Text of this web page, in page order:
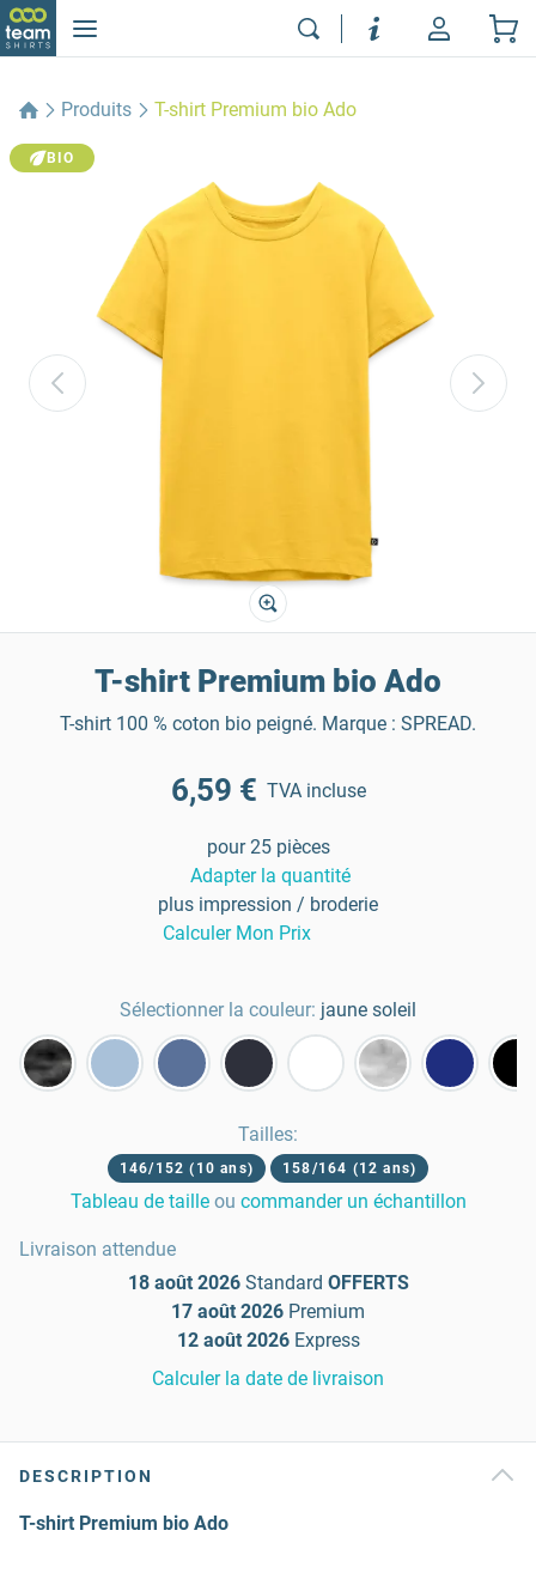
Produits T-shirt Premium bio Ado
BIO
T-shirt Premium bio Ado
T-shirt 100 % coton bio peigné. Marque : SPREAD.
6,59 € TVA incluse
pour 25 pièces
Adapter la quantité
plus impression / broderie
Calculer Mon Prix
Sélectionner la couleur: jaune soleil
Tailles:
146/152 (10 ans) 158/164 (12 ans)
Tableau de taille ou commander un échantillon
Livraison attendue
18 août 2026 Standard OFFERTS
17 août 2026 Premium
12 août 2026 Express
Calculer la date de livraison
DESCRIPTION
T-shirt Premium bio Ado